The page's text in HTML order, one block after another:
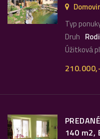
Typ
Druh
Úžitková
140 m2,